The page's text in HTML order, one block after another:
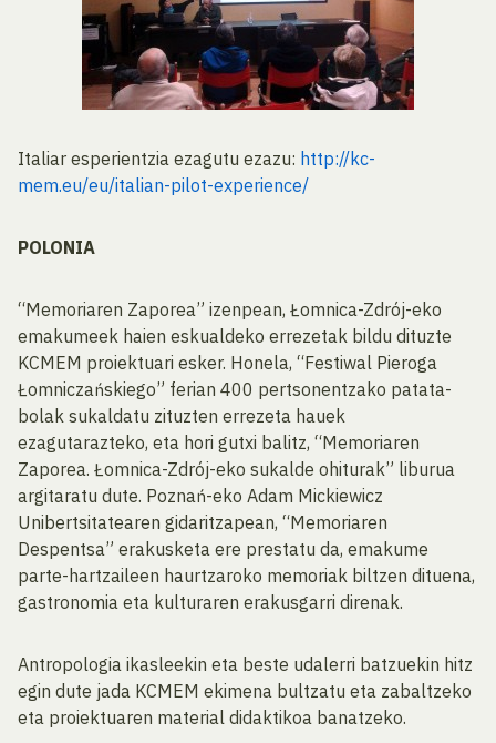
Italiar esperientzia ezagutu ezazu: http://kc-
mem.eu/eu/italian-pilot-experience/
POLONIA
“Memoriaren Zaporea” izenpean, Łomnica-Zdrój-eko
emakumeek haien eskualdeko errezetak bildu dituzte
KCMEM proiektuari esker. Honela, “Festiwal Pieroga
Łomniczańskiego” ferian 400 pertsonentzako patata-
bolak sukaldatu zituzten errezeta hauek
ezagutarazteko, eta hori gutxi balitz, “Memoriaren
Zaporea. Łomnica-Zdrój-eko sukalde ohiturak” liburua
argitaratu dute. Poznań-eko Adam Mickiewicz
Unibertsitatearen gidaritzapean, “Memoriaren
Despentsa” erakusketa ere prestatu da, emakume
parte-hartzaileen haurtzaroko memoriak biltzen dituena,
gastronomia eta kulturaren erakusgarri direnak.
Antropologia ikasleekin eta beste udalerri batzuekin hitz
egin dute jada KCMEM ekimena bultzatu eta zabaltzeko
eta proiektuaren material didaktikoa banatzeko.